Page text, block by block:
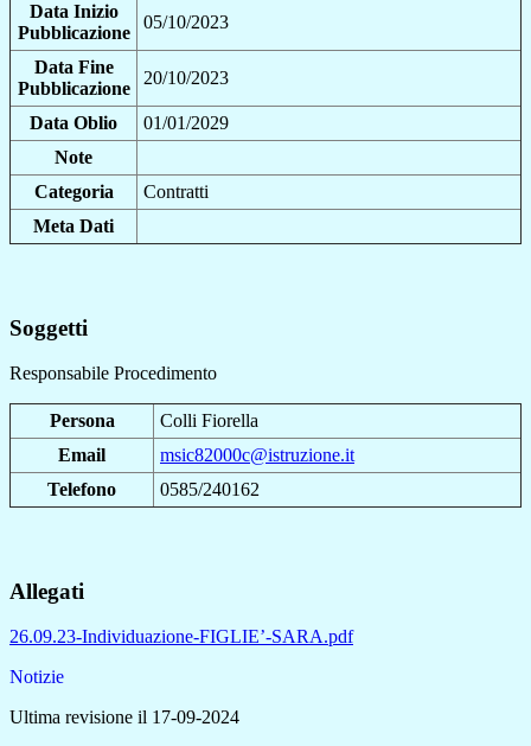
Data Inizio
Pubblicazione
05/10/2023
Data Fine
Pubblicazione
20/10/2023
Data Oblio
01/01/2029
Note
Categoria
Contratti
Meta Dati
Soggetti
Responsabile Procedimento
Persona
Colli Fiorella
Email
msic82000c@istruzione.it
Telefono
0585/240162
Allegati
26.09.23-Individuazione-FIGLIE’-SARA.pdf
Notizie
Ultima revisione il 17-09-2024